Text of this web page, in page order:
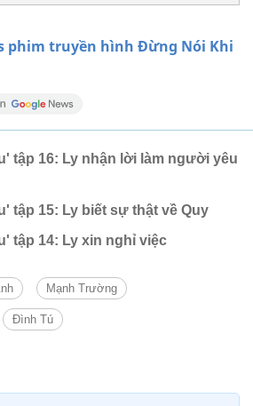
phim truyền hình Đừng Nói Khi
tập 16: Ly nhận lời làm người yêu
tập 15: Ly biết sự thật về Quy
tập 14: Ly xin nghỉ việc
Mạnh Trường
Đình Tú